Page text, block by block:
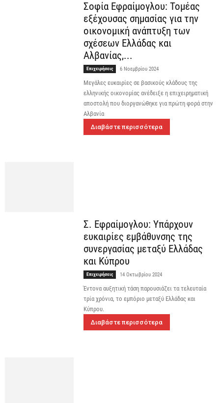
Σοφία Εφραίμογλου: Τομέας
εξέχουσας σημασίας για την
οικονομική ανάπτυξη των
σχέσεων Ελλάδας και
Αλβανίας,...
Επιχειρήσεις 6 Νοεμβρίου 2024
Μεγάλες ευκαιρίες σε βασικούς κλάδους της
ελληνικής οικονομίας ανέδειξε η επιχειρηματική
αποστολή που διοργανώθηκε για πρώτη φορά στην
Αλβανία
Διαβάστε περισσότερα
Σ. Εφραίμογλου: Υπάρχουν
ευκαιρίες εμβάθυνσης της
συνεργασίας μεταξύ Ελλάδας
και Κύπρου
Επιχειρήσεις 14 Οκτωβρίου 2024
Έντονα αυξητική τάση παρουσιάζει τα τελευταία
τρία χρόνια, το εμπόριο μεταξύ Ελλάδας και
Κύπρου.
Διαβάστε περισσότερα